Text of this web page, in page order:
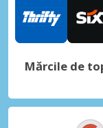
Mărcile de